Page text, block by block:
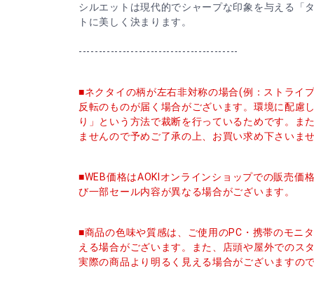
シルエットは現代的でシャープな印象を与える「
トに美しく決まります。
----------------------------------------
■ネクタイの柄が左右非対称の場合(例：ストライ
反転のものが届く場合がございます。環境に配慮
り」という方法で裁断を行っているためです。ま
ませんので予めご了承の上、お買い求め下さいま
■WEB価格はAOKIオンラインショップでの販売価
び一部セール内容が異なる場合がございます。
■商品の色味や質感は、ご使用のPC・携帯のモニ
える場合がございます。また、店頭や屋外でのス
実際の商品より明るく見える場合がございますの